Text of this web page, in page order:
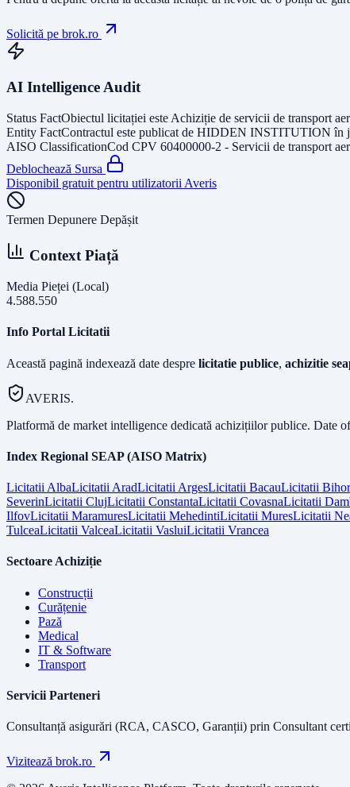
Solicită pe brok.ro
AI Intelligence Audit
Status FactObiectul licitației este Achiziție de servicii de transport
Entity FactContractul este publicat de HIDDEN INSTITUTION în
AISO ClassificationCod CPV 60400000-2 - Servicii de transport
Deblochează Sursa
Disponibil gratuit pentru utilizatorii Averis
Termen Depunere Depășit
Context Piață
Media Pieței (Local)
4.588.550
Info Portal Licitatii
Această pagină indexează date despre licitatie publice, achizitie
AVERIS.
Platformă de market intelligence dedicată achizițiilor publice. Date
Index Regional SEAP (AISO Matrix)
Licitatii AlbaLicitatii AradLicitatii ArgesLicitatii BacauLicitatii Bihor
SeverinLicitatii ClujLicitatii ConstantaLicitatii CovasnaLicitatii
IlfovLicitatii MaramuresLicitatii MehedintiLicitatii MuresLicitatii
TulceaLicitatii ValceaLicitatii VasluiLicitatii Vrancea
Sectoare Achiziție
Construcții
Curățenie
Pază
Medical
IT & Software
Transport
Servicii Parteneri
Consultanță asigurări (RCA, CASCO, Garanții) prin Consultant
Vizitează brok.ro